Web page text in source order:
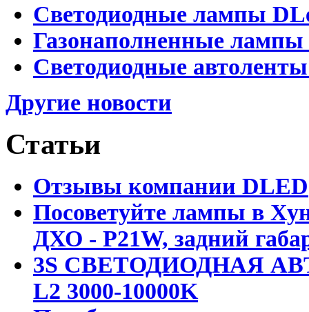
Светодиодные лампы
Газонаполненные
Светодиодные
Другие новости
Статьи
Отзывы компании DLED
Посоветуйте лампы в
ДХО - P21W, задний
3S СВЕТОДИОДНАЯ
L2 3000-10000K